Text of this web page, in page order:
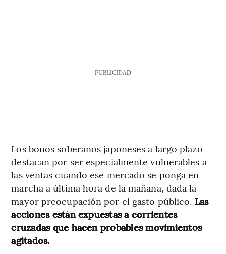
PUBLICIDAD
Los bonos soberanos japoneses a largo plazo
destacan por ser especialmente vulnerables a
las ventas cuando ese mercado se ponga en
marcha a última hora de la mañana, dada la
mayor preocupación por el gasto público. Las
acciones están expuestas a corrientes
cruzadas que hacen probables movimientos
agitados.